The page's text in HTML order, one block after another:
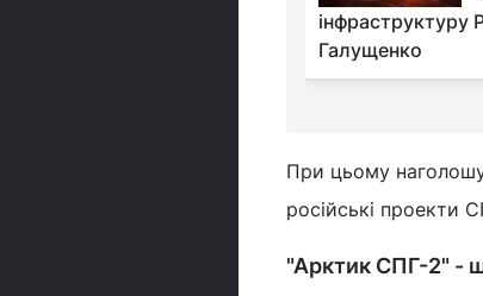
інфраструктуру
Галущенко
При цьому
російські проекти
"Арктик СПГ-2" -